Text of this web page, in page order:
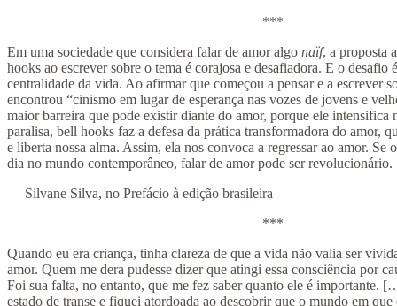
***
Em uma sociedade que considera falar de amor algo naïf, a proposta
hooks ao escrever sobre o tema é corajosa e desafiadora. E o desafio
centralidade da vida. Ao afirmar que começou a pensar e a escrever
encontrou “cinismo em lugar de esperança nas vozes de jovens e
maior barreira que pode existir diante do amor, porque ele intensifica
paralisa, bell hooks faz a defesa da prática transformadora do amor,
e liberta nossa alma. Assim, ela nos convoca a regressar ao amor. Se
dia no mundo contemporâneo, falar de amor pode ser revolucionário.
— Silvane Silva, no Prefácio à edição brasileira
***
Quando eu era criança, tinha clareza de que a vida não valia ser
amor. Quem me dera pudesse dizer que atingi essa consciência por
Foi sua falta, no entanto, que me fez saber quanto ele é importante.
estado de transe e fiquei atordoada ao descobrir que o mundo em